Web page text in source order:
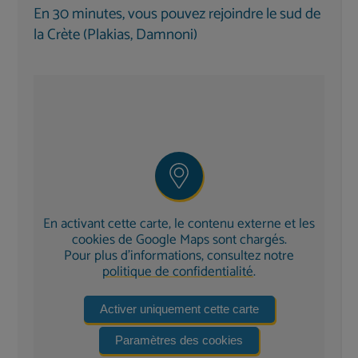
Climatisationet télévision par satellite
Chambre principale avec
cheveux, d'un miroir grossissant et de
à base d'extraits de plantes.
Espace extérieur : nature et détente
terrasse de90 m² avecpiscine chauffable
invite à la détente.Plusieurs pergolas(environ 86
confortables, des parasols et un coin salon extérieur
garantissent des moments de bien-être.
En 30 minutes, vous pouvez rejoindre le sud de
la Crète (Plakias, Damnoni)
En activant cette carte, le contenu externe et les
cookies de Google Maps sont chargés.
Pour plus d'informations, consultez notre
politique de confidentialité.
Activer uniquement cette carte
Paramètres des cookies